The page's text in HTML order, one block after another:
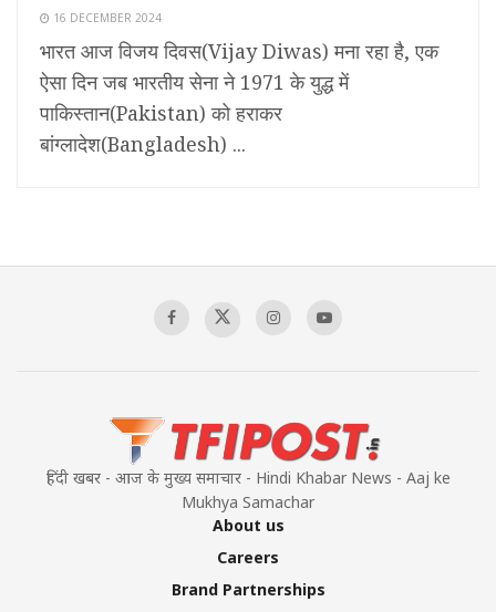
16 DECEMBER 2024
भारत आज विजय दिवस(Vijay Diwas) मना रहा है, एक
ऐसा दिन जब भारतीय सेना ने 1971 के युद्ध में
पाकिस्तान(Pakistan) को हराकर
बांग्लादेश(Bangladesh) ...
हिंदी खबर - आज के मुख्य समाचार - Hindi Khabar News - Aaj ke
Mukhya Samachar
About us
Careers
Brand Partnerships